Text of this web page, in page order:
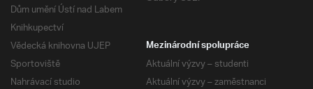
Dům umění Ústí nad Labem
Knihkupectví
Vědecká knihovna UJEP
Sportoviště
Nahrávací studio
Mezinárodní spolupráce
Aktuální výzvy – studenti
Aktuální výzvy – zaměstnanci